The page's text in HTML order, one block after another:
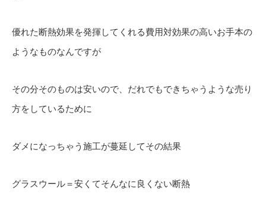
優れた断熱効果を発揮してくれる費用対効果の高いお手本の
ようなものなんですが
その分そのものは安いので、だれでもできちゃうような売り
方をしているために
ダメになっちゃう施工が蔓延してその結果
グラスウール＝安くてそんなに良くない断熱